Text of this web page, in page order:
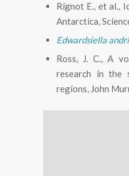
Rignot E., et al.,
Antarctica,
Edwardsiella
Ross, J. C., A
research in the
regions, John